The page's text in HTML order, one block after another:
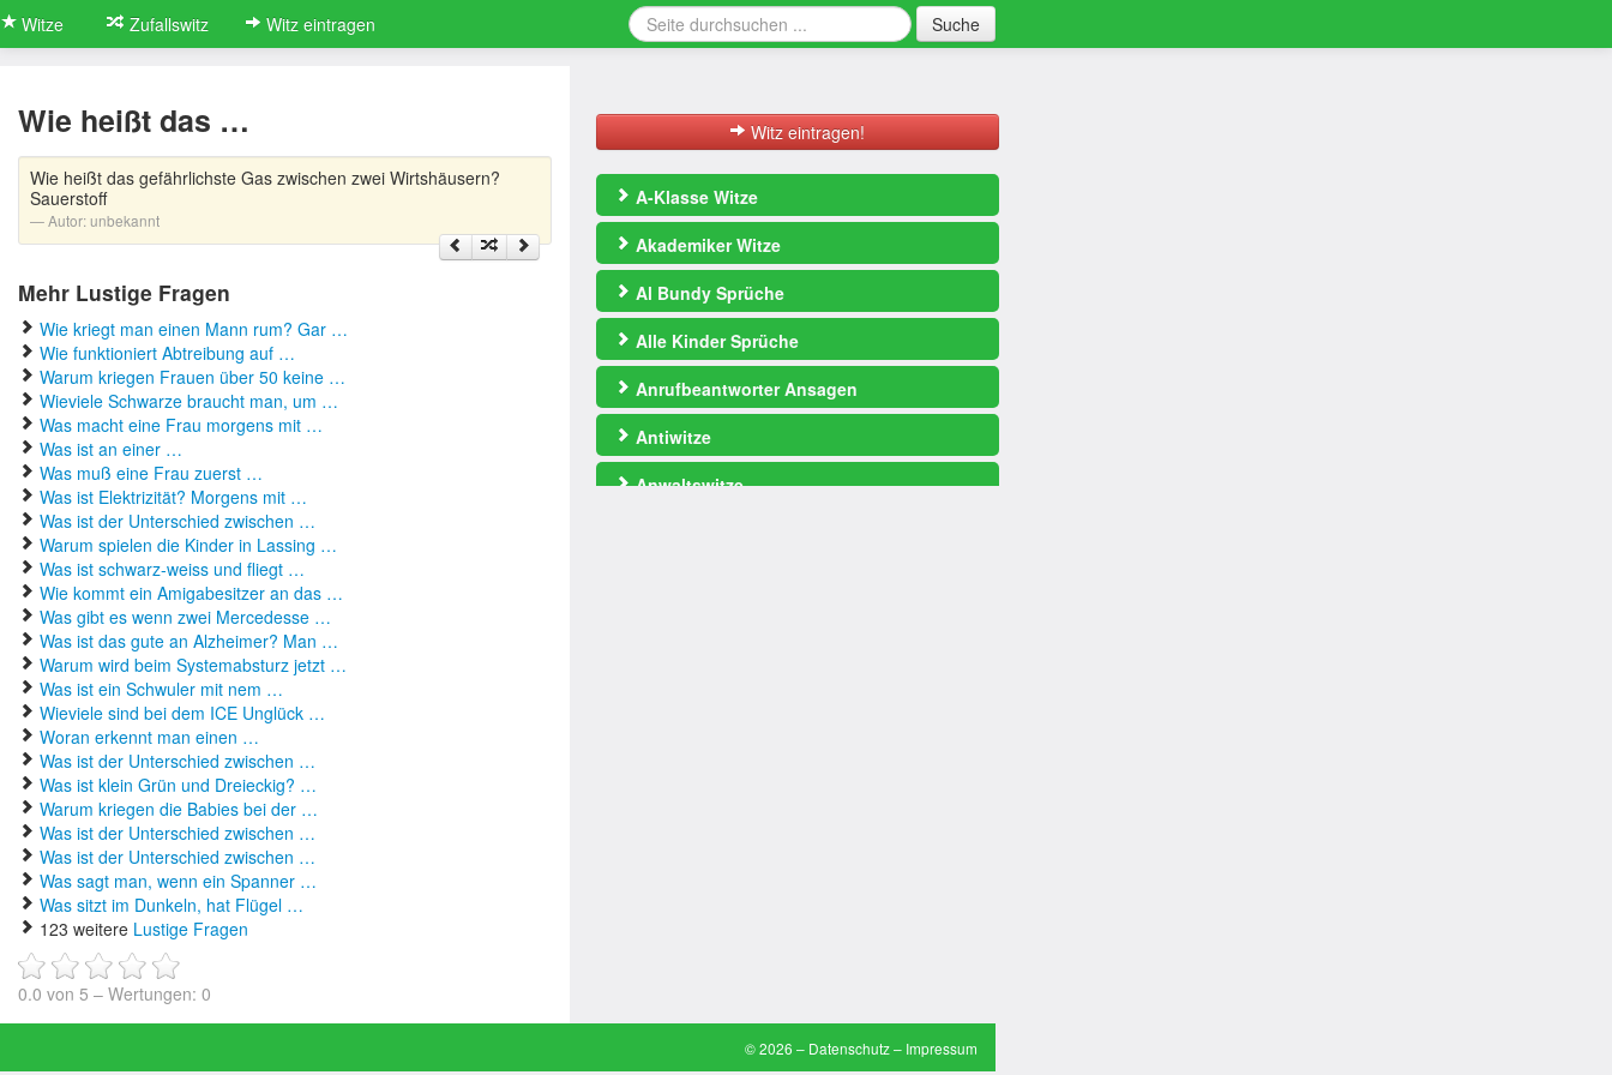
Witze Zufallswitz Witz eintragen Suche
Wie heißt das …
Wie heißt das gefährlichste Gas zwischen zwei Wirtshäusern?
Sauerstoff
Autor:unbekannt
Mehr Lustige Fragen
Wie kriegt man einen Mann rum? Gar …
Wie funktioniert Abtreibung auf …
Warum kriegen Frauen über 50 keine …
Wieviele Schwarze braucht man, um …
Was macht eine Frau morgens mit …
Was ist an einer …
Was muß eine Frau zuerst …
Was ist Elektrizität? Morgens mit …
Was ist der Unterschied zwischen …
Warum spielen die Kinder in Lassing …
Was ist schwarz-weiss und fliegt …
Wie kommt ein Amigabesitzer an das …
Was gibt es wenn zwei Mercedesse …
Was ist das gute an Alzheimer? Man …
Warum wird beim Systemabsturz jetzt …
Was ist ein Schwuler mit nem …
Wieviele sind bei dem ICE Unglück …
Woran erkennt man einen …
Was ist der Unterschied zwischen …
Was ist klein Grün und Dreieckig? …
Warum kriegen die Babies bei der …
Was ist der Unterschied zwischen …
Was ist der Unterschied zwischen …
Was sagt man, wenn ein Spanner …
Was sitzt im Dunkeln, hat Flügel …
123 weitere Lustige Fragen
0.0 von 5 – Wertungen: 0
Witz eintragen!
A-Klasse Witze
Akademiker Witze
Al Bundy Sprüche
Alle Kinder Sprüche
Anrufbeantworter Ansagen
Antiwitze
Anwaltswitze
Blondinenwitze
© 2026 – Datenschutz– Impressum